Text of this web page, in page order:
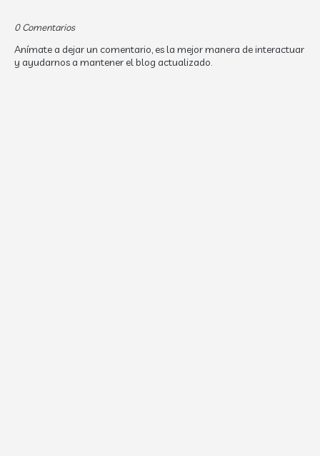
0 Comentarios
Anímate a dejar un comentario, es la mejor manera de interactuar
y ayudarnos a mantener el blog actualizado.